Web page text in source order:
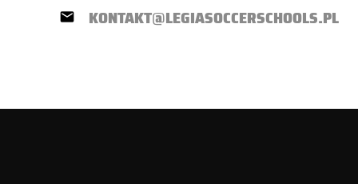
email KONTAKT@LEGIASOCCERSCHOOLS.PL